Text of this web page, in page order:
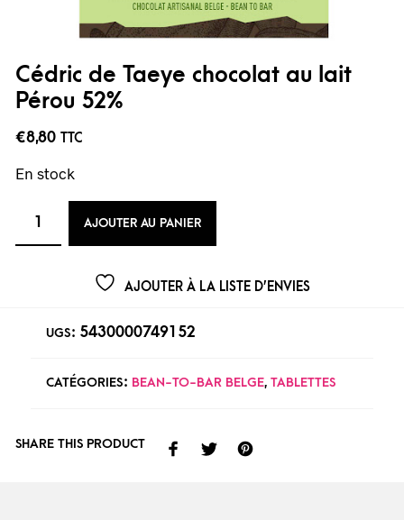
Cédric de Taeye chocolat au lait
Pérou 52%
€8,80 TTC
En stock
AJOUTER AU PANIER
AJOUTER À LA LISTE D’ENVIES
UGS : 5430000749152
CATÉGORIES : BEAN-TO-BAR BELGE, TABLETTES
SHARE THIS PRODUCT